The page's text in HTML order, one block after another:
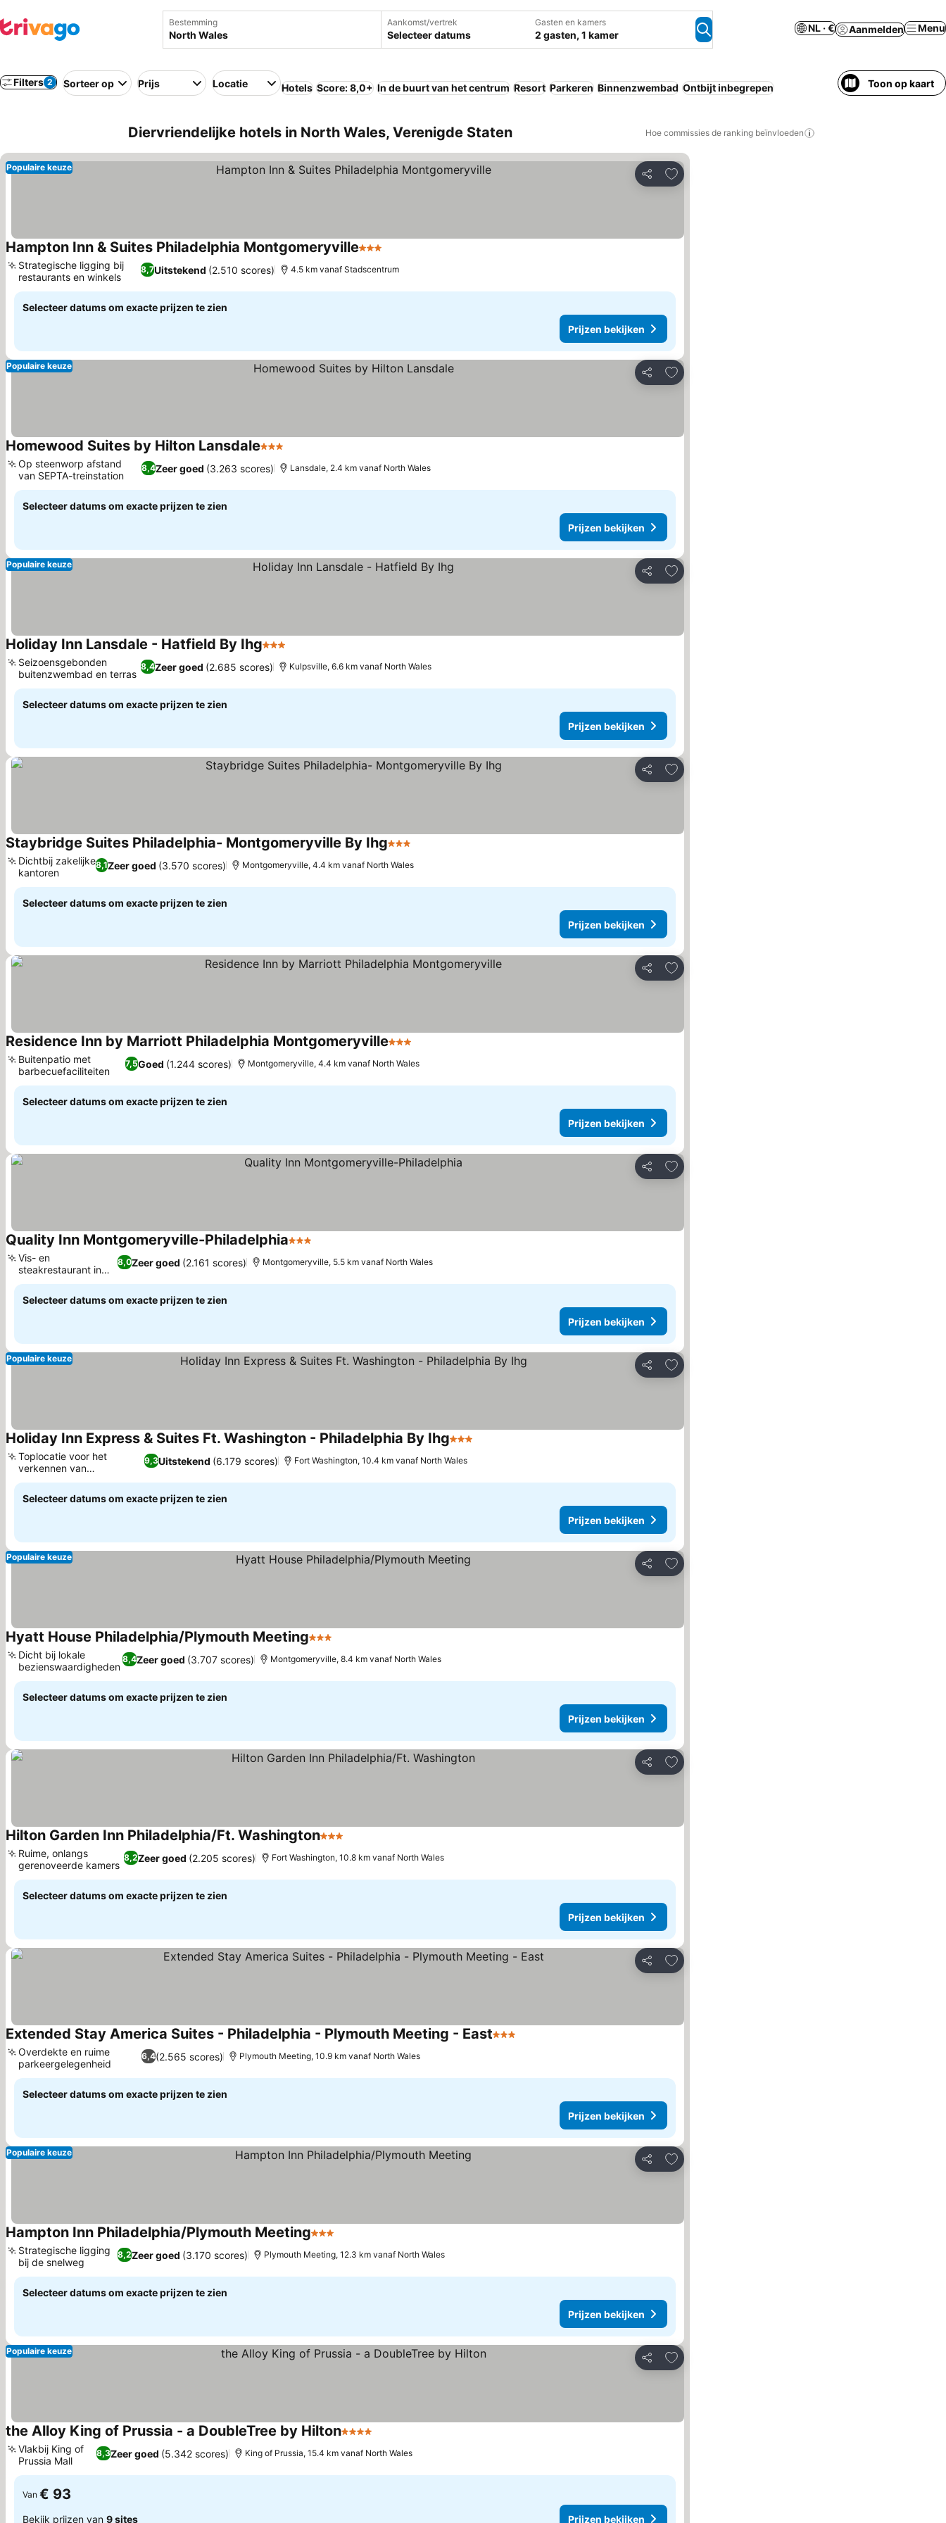
Bestemming Aankomst/vertrek
Selecteer datums
Gasten en kamers
2 gasten, 1 kamer
NL · € Aanmelden Menu
Filters 2 Sorteer op Prijs Locatie Hotels Score: 8,0+ In de buurt van het centrum Resort Parkeren Binnenzwembad Ontbijt inbegrepen Toon op kaart
Diervriendelijke hotels in North Wales, Verenigde Staten Hoe commissies de ranking beïnvloeden
Delen
Toevoegen aan favorieten
Populaire keuze
Hampton Inn & Suites Philadelphia Montgomeryville3 Sterren
8,7Uitstekend (2.510 scores)
Strategische ligging bij
restaurants en winkels
4.5 km vanaf Stadscentrum
Selecteer datums om exacte prijzen te zien
Prijzen bekijken
Delen
Toevoegen aan favorieten
Populaire keuze
Homewood Suites by Hilton Lansdale3 Sterren
8,4Zeer goed (3.263 scores)
Op steenworp afstand
van SEPTA-treinstation
Lansdale, 2.4 km vanaf North Wales
Selecteer datums om exacte prijzen te zien
Prijzen bekijken
Delen
Toevoegen aan favorieten
Populaire keuze
Holiday Inn Lansdale - Hatfield By Ihg3 Sterren
8,4Zeer goed (2.685 scores)
Seizoensgebonden
buitenzwembad en terras
Kulpsville, 6.6 km vanaf North Wales
Selecteer datums om exacte prijzen te zien
Prijzen bekijken
Delen
Toevoegen aan favorieten
Staybridge Suites Philadelphia- Montgomeryville By Ihg3 Sterren
8,1Zeer goed (3.570 scores)
Dichtbij zakelijke
kantoren
Montgomeryville, 4.4 km vanaf North Wales
Selecteer datums om exacte prijzen te zien
Prijzen bekijken
Delen
Toevoegen aan favorieten
Residence Inn by Marriott Philadelphia Montgomeryville3 Sterren
7,5Goed (1.244 scores)
Buitenpatio met
barbecuefaciliteiten
Montgomeryville, 4.4 km vanaf North Wales
Selecteer datums om exacte prijzen te zien
Prijzen bekijken
Delen
Toevoegen aan favorieten
Quality Inn Montgomeryville-Philadelphia3 Sterren
8,0Zeer goed (2.161 scores)
Vis- en
steakrestaurant in
het hotel
Montgomeryville, 5.5 km vanaf North Wales
Selecteer datums om exacte prijzen te zien
Prijzen bekijken
Delen
Toevoegen aan favorieten
Populaire keuze
Holiday Inn Express & Suites Ft. Washington - Philadelphia By Ihg3 Sterren
9,3Uitstekend (6.179 scores)
Toplocatie voor het
verkennen van
Philadelphia
Fort Washington, 10.4 km vanaf North Wales
Selecteer datums om exacte prijzen te zien
Prijzen bekijken
Delen
Toevoegen aan favorieten
Populaire keuze
Hyatt House Philadelphia/Plymouth Meeting3 Sterren
8,4Zeer goed (3.707 scores)
Dicht bij lokale
bezienswaardigheden
Montgomeryville, 8.4 km vanaf North Wales
Selecteer datums om exacte prijzen te zien
Prijzen bekijken
Delen
Toevoegen aan favorieten
Hilton Garden Inn Philadelphia/Ft. Washington3 Sterren
8,2Zeer goed (2.205 scores)
Ruime, onlangs
gerenoveerde kamers
Fort Washington, 10.8 km vanaf North Wales
Selecteer datums om exacte prijzen te zien
Prijzen bekijken
Delen
Toevoegen aan favorieten
Extended Stay America Suites - Philadelphia - Plymouth Meeting - East3 Sterren
6,4(2.565 scores)
Overdekte en ruime
parkeergelegenheid
Plymouth Meeting, 10.9 km vanaf North Wales
Selecteer datums om exacte prijzen te zien
Prijzen bekijken
Delen
Toevoegen aan favorieten
Populaire keuze
Hampton Inn Philadelphia/Plymouth Meeting3 Sterren
8,2Zeer goed (3.170 scores)
Strategische ligging
bij de snelweg
Plymouth Meeting, 12.3 km vanaf North Wales
Selecteer datums om exacte prijzen te zien
Prijzen bekijken
Delen
Toevoegen aan favorieten
Populaire keuze
the Alloy King of Prussia - a DoubleTree by Hilton4 Sterren
8,3Zeer goed (5.342 scores)
Vlakbij King of
Prussia Mall
King of Prussia, 15.4 km vanaf North Wales
Van € 93
Bekijk prijzen van 9 sites Prijzen bekijken